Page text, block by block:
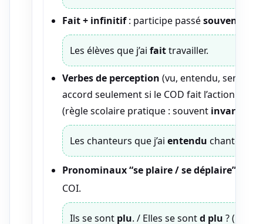
Fait + infinitif: participe passésouvent
Les élèves que j’ai faittravailler.
Verbes de perception (vu, entendu, senti) +
accord seulement si le COD fait l’action de
(règle scolaire pratique : souvent invariable
Les chanteurs que j’ai entendu chanter.
Pronominaux “se plaire / se déplaire”
COI.
Ils se sont plu. / Elles se sontd plu ? (→